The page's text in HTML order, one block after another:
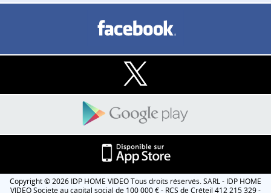
Copyright © 2026 IDP HOME VIDEO Tous droits réservés. SARL - IDP HOME
VIDEO Societe au capital social de 100 000 € - RCS de Créteil 412 215 329 -